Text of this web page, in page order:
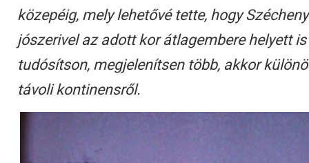
közepéig, mely lehetővé tette, hogy
jószerivel az adott kor átlagembere helyett
tudósítson, megjelenítsen több, akkor
távoli kontinensről.